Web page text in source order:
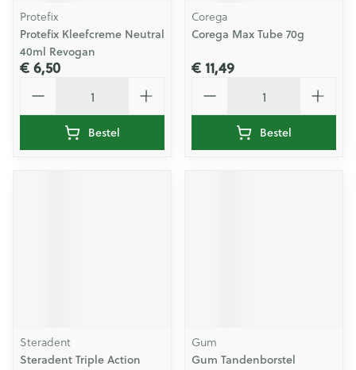
Protefix
Protefix Kleefcreme Neutral
40ml Revogan
€ 6,50
Bestel
Corega
Corega Max Tube 70g
€ 11,49
Bestel
Steradent
Steradent Triple Action
Gum
Gum Tandenborstel